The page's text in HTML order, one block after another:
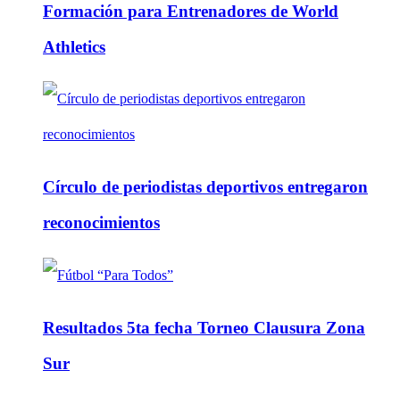
Formación para Entrenadores de World
Athletics
Círculo de periodistas deportivos entregaron
reconocimientos
Resultados 5ta fecha Torneo Clausura Zona
Sur